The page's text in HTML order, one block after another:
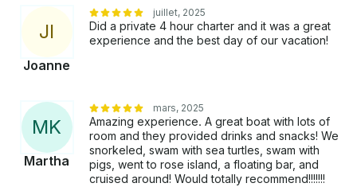
JI
Joanne
juillet, 2025
Did a private 4 hour charter and it was a great
experience and the best day of our vacation!
MK
Martha
mars, 2025
Amazing experience. A great boat with lots of
room and they provided drinks and snacks! We
snorkeled, swam with sea turtles, swam with
pigs, went to rose island, a floating bar, and
cruised around! Would totally recommend!!!!!!!